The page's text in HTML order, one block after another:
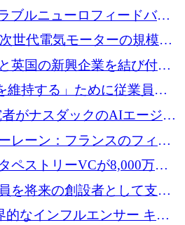
50 万ユーロを調達
ブルニューロフィードバッ
ムの開発に65万ユーロを確
世代電気モーターの規模拡
ロを調達
英国の新興企業を結び付け
Pathを開始
維持する」ために従業員に
公開買い付けを実施
がナスダックのAIエージェ
めにCreandumの資金調達で
レーン：フランスのフィン
ペストリーVCが8,000万ド
ロンドン事務所を開設
を将来の創設者として支援
でファンドを立ち上げる
的なインフルエンサー キャ